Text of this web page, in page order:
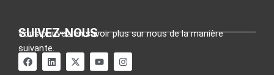
SUIVEZ-NOUS
Vous pouvez en savoir plus sur nous de la manière
suivante.
F
a
L
i
X
-
Y
o
I
n